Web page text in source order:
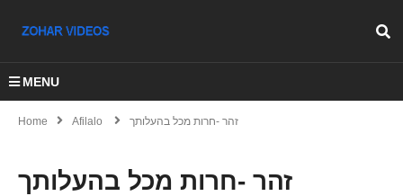
MENU
Home Afilalo זהר -חרות מכל בהעלותך
זהר -חרות מכל בהעלותך